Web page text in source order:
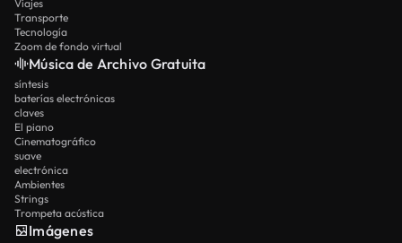
Viajes
Transporte
Tecnología
Zoom de fondo virtual
Música de Archivo Gratuita
síntesis
baterías electrónicas
claves
El piano
Cinematográfico
suave
electrónica
Ambientes
Strings
Trompeta acústica
Imágenes